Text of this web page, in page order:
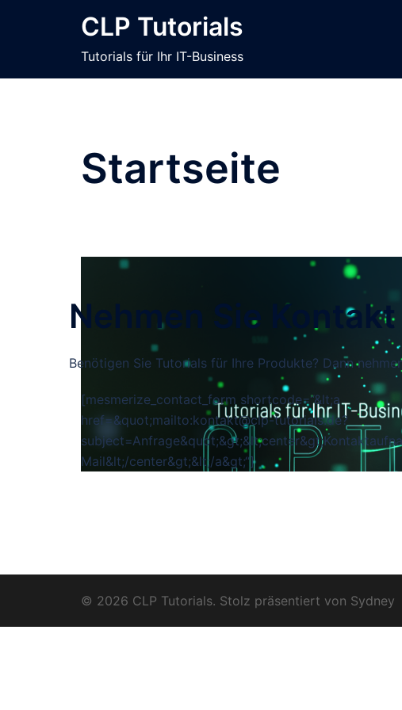
CLP Tutorials
Tutorials für Ihr IT-Business
Startseite
Nehmen Sie
Benötigen Sie Tutorials für Ihre Produkte? Dann
[mesmerize_contact_form shortcode=“&lt;a
href=&quot;mailto:kontakt@clp-tutorials.de?
Mail&lt;/center&gt;&lt;/a&gt;“]
© 2026 CLP Tutorials. Stolz präsentiert von Sydney